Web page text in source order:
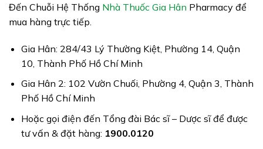
Đến Chuỗi Hệ Thống Nhà Thuốc Gia Hân Pharmacy để
mua hàng trực tiếp.
Gia Hân: 284/43 Lý Thường Kiệt, Phường 14, Quận
10, Thành Phố Hồ Chí Minh
Gia Hân 2: 102 Vườn Chuối, Phường 4, Quận 3, Thành
Phố Hồ Chí Minh
Hoặc gọi điện đến Tổng đài Bác sĩ – Dược sĩ để được
tư vấn & đặt hàng: 1900.0120